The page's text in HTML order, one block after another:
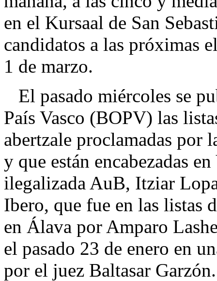
en el Kursaal de San
candidatos a las próximas
1 de marzo.
El pasado miércoles se
País Vasco (BOPV) las
abertzale proclamadas por
y que están encabezadas
ilegalizada AuB, Itziar
Ibero, que fue en las listas
en Álava por Amparo
el pasado 23 de enero en
por el juez Baltasar Garzón.